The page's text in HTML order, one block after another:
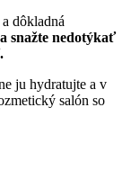
dôkladná
snažte nedotýkať
ju hydratujte a v
salón so